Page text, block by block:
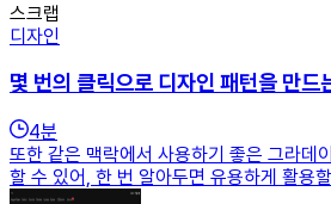
스크랩
디자인
몇 번의 클릭으로 디자인 패턴을 만
4분
또한 같은 맥락에서 사용하기 좋은 그라데
할 수 있어, 한 번 알아두면 유용하게 활용